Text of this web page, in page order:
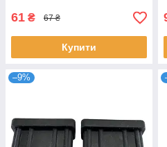
61 ₴ 67 ₴
Купити
–9%